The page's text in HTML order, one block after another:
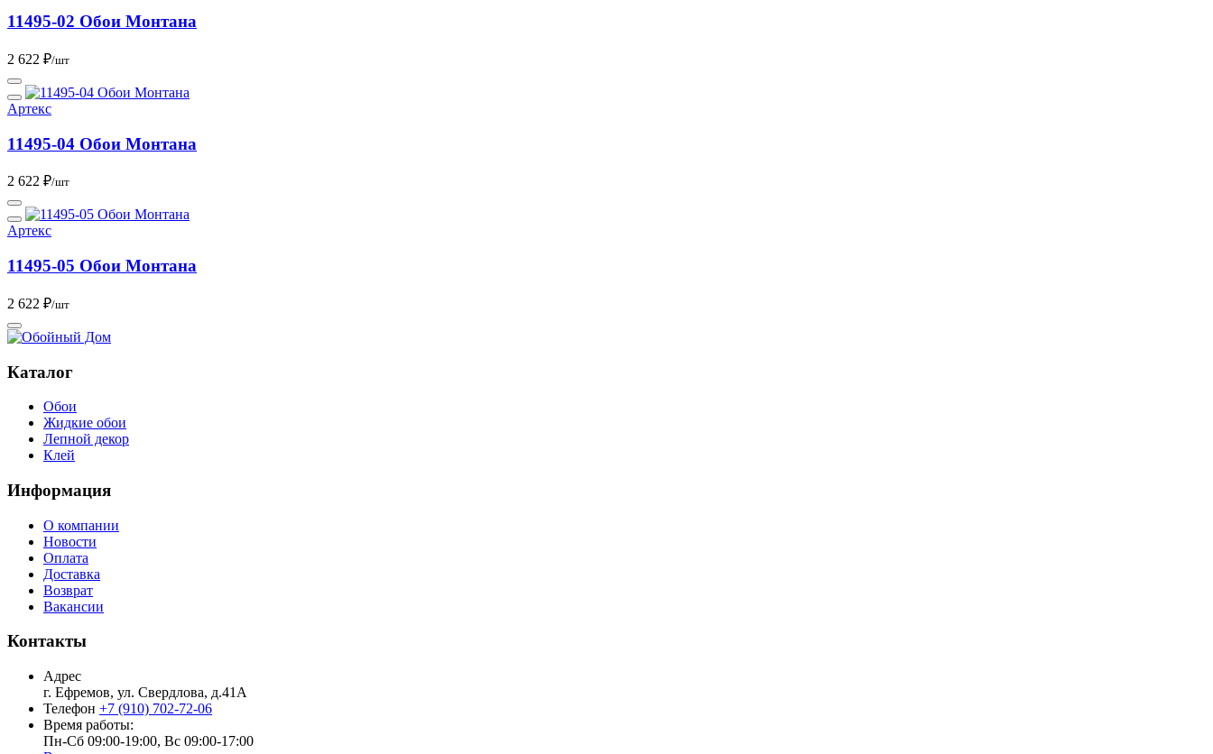
11495-02 Обои Монтана
2 622 ₽/шт
Артекс
11495-04 Обои Монтана
2 622 ₽/шт
Артекс
11495-05 Обои Монтана
2 622 ₽/шт
Каталог
Обои
Жидкие обои
Лепной декор
Клей
Информация
О компании
Новости
Оплата
Доставка
Возврат
Вакансии
Контакты
Адрес
г. Ефремов, ул. Свердлова, д.41А
Телефон +7 (910) 702-72-06
Время работы:
Пн-Сб 09:00-19:00, Вс 09:00-17:00